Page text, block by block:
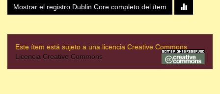
Mostrar el registro Dublin Core completo del ítem
Este ítem está sujeto a una licencia Creative Commons
Licencia Creative Commons